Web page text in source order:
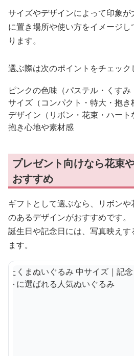
サイズやデザインによって印象
に置き場所や使い方をイメージ
ります。
選ぶ際は次のポイントをチェック
ピンクの色味（パステル・くすみ
サイズ（コンパクト・特大・抱き
デザイン（リボン・花束・ハート
抱き心地や素材感
プレゼント向けなら花束
おすすめ
ギフトとして選ぶなら、リボン
のあるデザインがおすすめです。
誕生日や記念日には、写真映えす
ます。